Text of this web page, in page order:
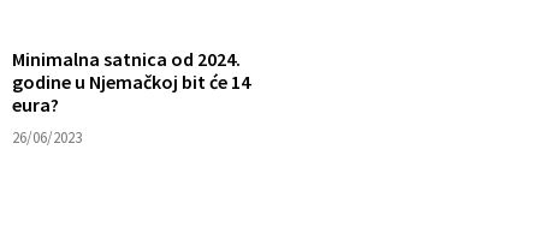
Minimalna satnica od 2024.
godine u Njemačkoj bit će 14
eura?
26/06/2023